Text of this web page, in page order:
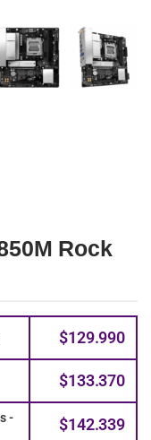
Rock
$129.990
$133.370
-
$142.339